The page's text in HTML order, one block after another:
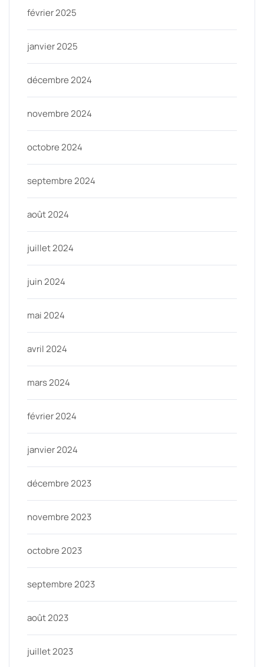
février 2025
janvier 2025
décembre 2024
novembre 2024
octobre 2024
septembre 2024
août 2024
juillet 2024
juin 2024
mai 2024
avril 2024
mars 2024
février 2024
janvier 2024
décembre 2023
novembre 2023
octobre 2023
septembre 2023
août 2023
juillet 2023